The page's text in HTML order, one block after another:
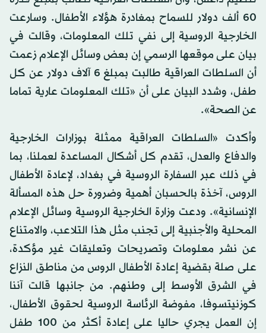
60 ألف دولار للسماح بمغادرة هؤلاء الأطفال. وسارعت
الخارجية الروسية إلى نفي تلك المعلومات، وقالت في
بيان على موقعها الرسمي إن بعض وسائل الإعلام زعمت
أن السلطات العراقية طالبت بمبلغ 6 آلاف دولار عن كل
طفل، وشدد البيان على أن «تلك المعلومات عارية تماما
عن الصحة».
وأكدت «السلطات العراقية ممثلة بوزارات الخارجية
والدفاع والعدل، تقدم كل أشكال المساعدة لعملنا، بما
في ذلك عبر السفارة الروسية في بغداد، لإعادة الأطفال
الروس، آخذة بالحسبان أهمية وضرورة حل هذه المسألة
الإنسانية». ودعت وزارة الخارجية الروسية وسائل الإعلام
المحلية والأجنبية إلى تجنب مثل هذا التلاعب، والامتناع
عن نشر معلومات وتصريحات وتعليقات غير مؤكدة،
على صلة بقضية إعادة الأطفال الروس من مناطق النزاع
في الشرق الأوسط إلى وطنهم. من جانبها قالت آننا
كوزنيتسوفا، مفوضة الرئاسة الروسية لحقوق الأطفال،
إن العمل يجري حاليا على إعادة أكثر من 100 طفل